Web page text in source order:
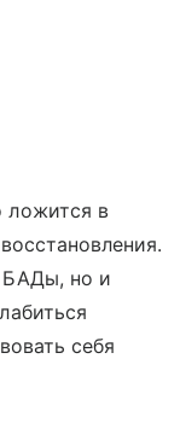
ложится в
но и
себя